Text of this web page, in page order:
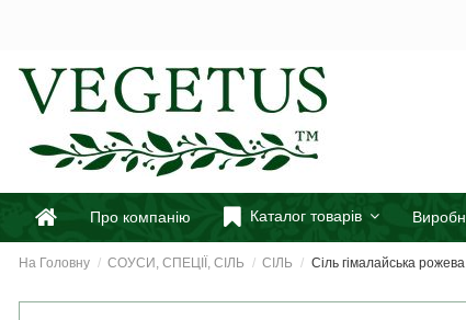
Про компанію Каталог товарів
На Головну СОУСИ, СПЕЦІЇ, СІЛЬ СІЛЬ Сіль гімалайська